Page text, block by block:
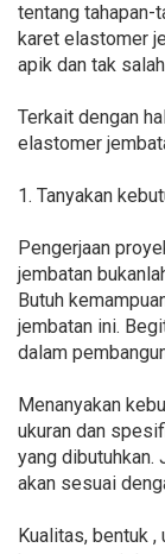
tentang tahapan-
karet elastomer
apik dan tak
Terkait dengan
elastomer
1. Tanyakan
Pengerjaan
jembatan
Butuh
jembatan ini.
dalam
Menanyakan
ukuran dan
yang dibutuhkan.
akan sesuai
Kualitas, bentuk